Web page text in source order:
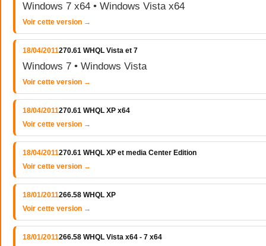
Windows 7 x64 • Windows Vista x64
Voir cette version →
18/04/2011270.61 WHQL Vista et 7
Windows 7 • Windows Vista
Voir cette version →
18/04/2011270.61 WHQL XP x64
Voir cette version →
18/04/2011270.61 WHQL XP et media Center Edition
Voir cette version →
18/01/2011266.58 WHQL XP
Voir cette version →
18/01/2011266.58 WHQL Vista x64 - 7 x64